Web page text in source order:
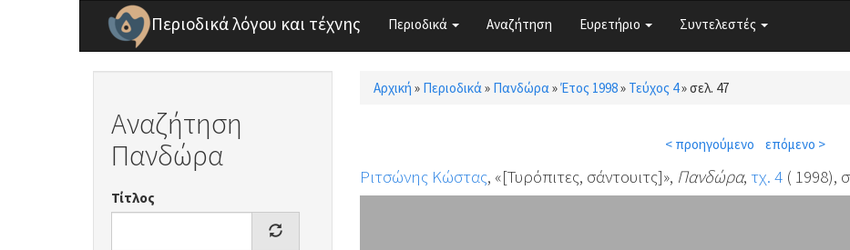
Παράκαμψη προς το κυρίως περιεχόμενο
Περιοδικά λόγου και τέχνης Περιοδικά Αναζήτηση Ευρετήριο Συντελεστές
Αναζήτηση
Πανδώρα
Τίτλος
Είστε εδώ
Αρχική » Περιοδικά» Πανδώρα»Έτος 1998» Τεύχος 4»σελ. 47
< προηγούμενο επόμενο >
Ριτσώνης Κώστας, «[Τυρόπιτες, σάντουιτς]», Πανδώρα, τχ. 4( 1998),